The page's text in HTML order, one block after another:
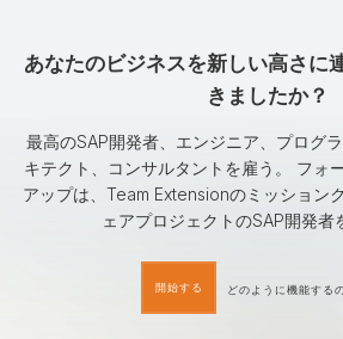
あなたのビジネスを新しい高さに
きましたか？
最高のSAP開発者、エンジニア、プログ
キテクト、コンサルタントを雇う。 フォ
アップは、Team Extensionのミッション
ェアプロジェクトのSAP開発者
開始する どのように機能する